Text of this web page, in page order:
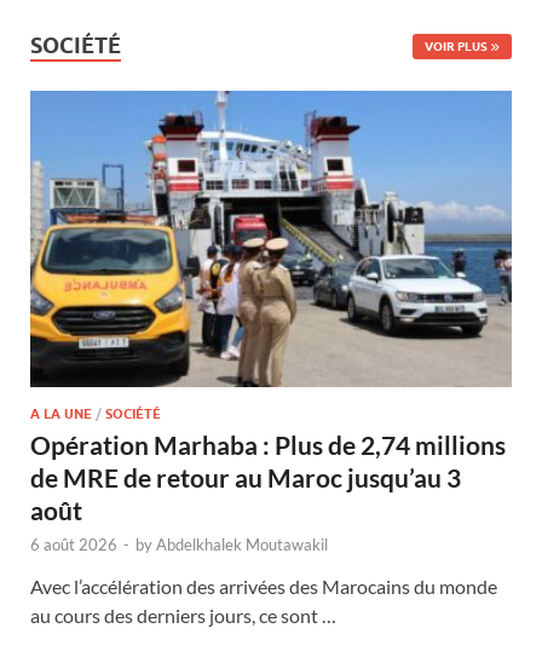
SOCIÉTÉ VOIR PLUS
A LA UNE / SOCIÉTÉ
Opération Marhaba : Plus de 2,74 millions
de MRE de retour au Maroc jusqu’au 3
août
6 août 2026 - byAbdelkhalek Moutawakil
Avec l’accélération des arrivées des Marocains du monde
au cours des derniers jours, ce sont …